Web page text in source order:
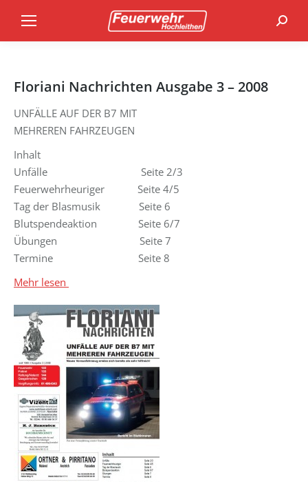
Floriani Nachrichten Ausgabe 3 – 2008
UNFÄLLE AUF DER B7 MIT
MEHREREN FAHRZEUGEN
Inhalt
Unfälle Seite 2/3
Feuerwehrheuriger Seite 4/5
Tag der Blasmusik Seite 6
Blutspendeaktion Seite 6/7
Übungen Seite 7
Termine Seite 8
Mehr lesen